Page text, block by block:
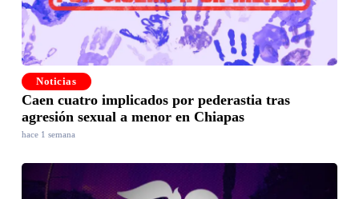
Noticias
Caen cuatro implicados por pederastia tras
agresión sexual a menor en Chiapas
hace 1 semana